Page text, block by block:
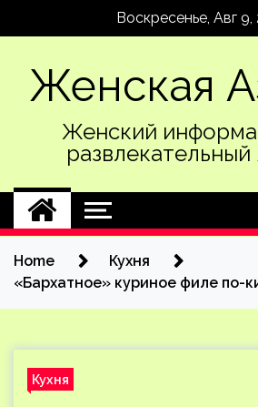
Воскресенье, Авг 9,
Женская
Женский
Home
Кухня
«Бархатное» куриное филе по-
Кухня